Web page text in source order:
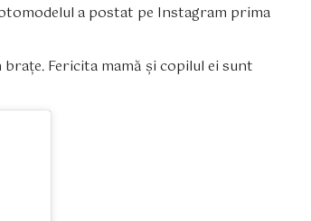
a postat pe Instagram prima
Fericita mamă și copilul ei sunt